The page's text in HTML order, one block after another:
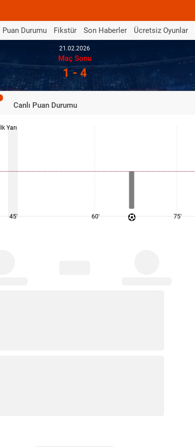
Puan Durumu Fikstür Son Haberler Ücretsiz Oyunlar
21.02.2026
Maç Sonu
1 - 4
Canlı Puan Durumu
İlk Yarı
45' 60' 75'